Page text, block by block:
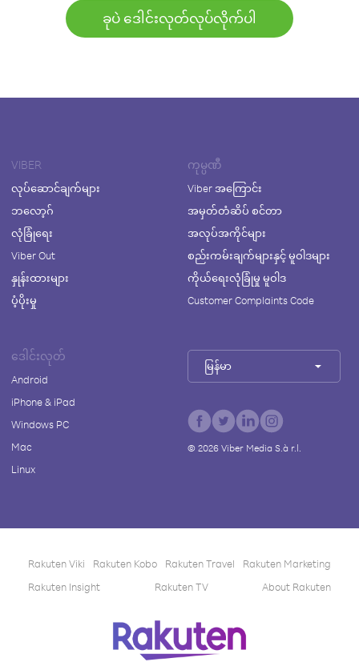
ခုပဲ ဒေါင်းလုတ်လုပ်လိုက်ပါ
VIBER
လုပ်ဆောင်ချက်များ
ဘလော့ဂ်
လုံခြုံရေး
Viber Out
နှုန်းထားများ
ပံ့ပိုးမှု
ကုမ္ပဏီ
Viber အကြောင်း
အမှတ်တံဆိပ် စင်တာ
အလုပ်အကိုင်များ
စည်းကမ်းချက်များနှင့် မူဝါဒများ
ကိုယ်ရေးလုံခြုံမှု မူဝါဒ
Customer Complaints Code
ဒေါင်းလုတ်
Android
iPhone & iPad
Windows PC
Mac
Linux
မြန်မာ
© 2026Viber Media S.à r.l.
Rakuten Viki Rakuten Kobo Rakuten Travel
Rakuten Marketing
Rakuten Insight
Rakuten TV About Rakuten